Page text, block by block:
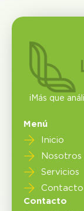
¡Más que
Menú
Inicio
Nosotros
Servicios
Contacto
Contacto